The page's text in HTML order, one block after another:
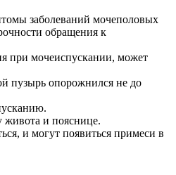
заболеваний мочеполовых
обращения к
при мочеиспускании, может
пузырь опорожнился не до
и пояснице.
и могут появиться примеси в